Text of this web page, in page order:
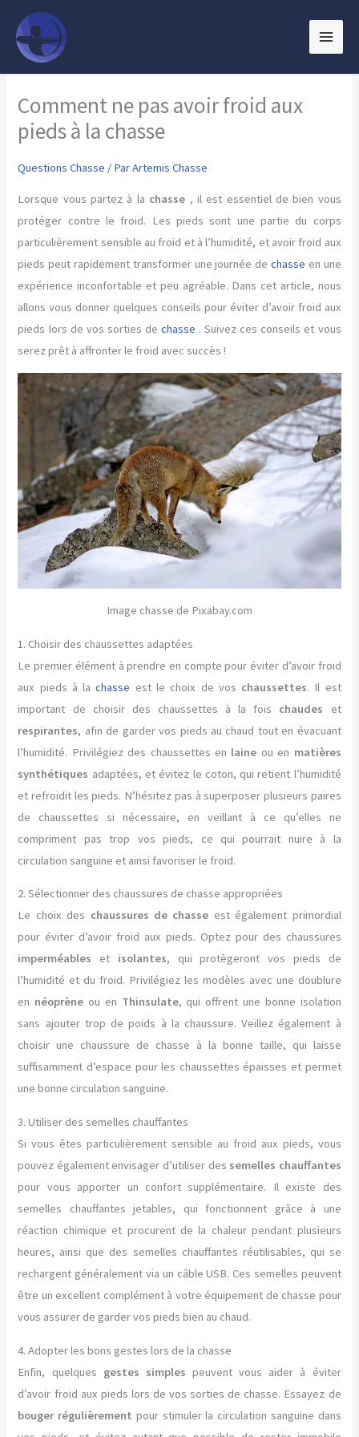
contenu
Comment ne pas avoir froid aux
pieds à la chasse
Questions Chasse / ParArtemis Chasse
Lorsque vous partez à la chasse , il est essentiel de bien vous
protéger contre le froid. Les pieds sont une partie du corps
particulièrement sensible au froid et à l’humidité, et avoir froid aux
pieds peut rapidement transformer une journée de chasse en une
expérience inconfortable et peu agréable. Dans cet article, nous
allons vous donner quelques conseils pour éviter d’avoir froid aux
pieds lors de vos sorties de chasse . Suivez ces conseils et vous
serez prêt à affronter le froid avec succès !
Image chasse de Pixabay.com
1. Choisir des chaussettes adaptées
Le premier élément à prendre en compte pour éviter d’avoir froid
aux pieds à lachasse est le choix de vos chaussettes. Il est
important de choisir des chaussettes à la fois chaudes et
respirantes, afin de garder vos pieds au chaud tout en évacuant
l’humidité. Privilégiez des chaussettes en laine ou en matières
synthétiques adaptées, et évitez le coton, qui retient l’humidité
et refroidit les pieds. N’hésitez pas à superposer plusieurs paires
de chaussettes si nécessaire, en veillant à ce qu’elles ne
compriment pas trop vos pieds, ce qui pourrait nuire à la
circulation sanguine et ainsi favoriser le froid.
2. Sélectionner des chaussures de chasse appropriées
Le choix des chaussures de chasse est également primordial
pour éviter d’avoir froid aux pieds. Optez pour des chaussures
imperméables et isolantes, qui protègeront vos pieds de
l’humidité et du froid. Privilégiez les modèles avec une doublure
en néoprène ou en Thinsulate, qui offrent une bonne isolation
sans ajouter trop de poids à la chaussure. Veillez également à
choisir une chaussure de chasse à la bonne taille, qui laisse
suffisamment d’espace pour les chaussettes épaisses et permet
une bonne circulation sanguine.
3. Utiliser des semelles chauffantes
Si vous êtes particulièrement sensible au froid aux pieds, vous
pouvez également envisager d’utiliser des semelles chauffantes
pour vous apporter un confort supplémentaire. Il existe des
semelles chauffantes jetables, qui fonctionnent grâce à une
réaction chimique et procurent de la chaleur pendant plusieurs
heures, ainsi que des semelles chauffantes réutilisables, qui se
rechargent généralement via un câble USB. Ces semelles peuvent
être un excellent complément à votre équipement de chasse pour
vous assurer de garder vos pieds bien au chaud.
4. Adopter les bons gestes lors de la chasse
Enfin, quelques gestes simples peuvent vous aider à éviter
d’avoir froid aux pieds lors de vos sorties de chasse. Essayez de
bouger régulièrement pour stimuler la circulation sanguine dans